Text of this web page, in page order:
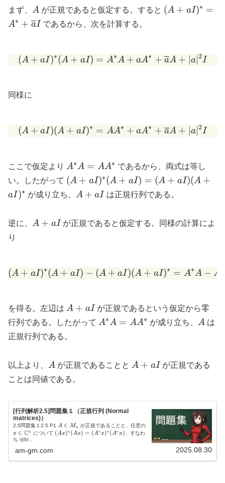
まず、 A
A が正規であると仮定する。すると (A + aI)∗ =
A∗ + aI であるから、次を計算する。
(A+aI)^{*}(A+aI) =
(A + aI)∗(A + aI) = A∗A + aA∗ + aA + ∣a∣2I
同様に
(A+aI)(A+aI)^{*} =
(A + aI)(A + aI)∗ = AA∗ + aA∗ + aA + a∣ 2I
ここで仮定より
A^{*}A
=
AA^{*}
A∗A = AA∗ であるから、両式は等し
い。したがって (A+aI)^{*}
(A+aI) =
(A + aI)∗(A + aI) = (A + aI)(A +
aI)∗ が成り立ち、 A+aI
A + aI は正規行列である。
逆に、 A+aI
A + aI が正規であると仮定する。同様の計算によ
り
(A+aI)^{*}(A+aI) -
(A + aI)∗(A + aI) − (A + aI)(A + aI)∗ = A∗A − A
を得る。左辺は A+aI
A + aI が正規であるという仮定から零
行列である。したがって A^{*}A
A∗A = AA∗ が成り立ち、 A
Aは
正規行列である。
以上より、 A
A が正規であることと A+aI
A + aI が正規である
ことは同値である。
[行列解析2.5]問題集１（正規行列 (Normal
matrices)）
2.5問題集１2.5.P1A
\i
n
A ∈ Mn が正規であることと、任意の
m
x ∈ Cn について (
^
(Ax)∗ (Ax) = (A∗x)∗ (A∗x)、すなわ
ち\(\lV...
am-gm.com 2025.08.30